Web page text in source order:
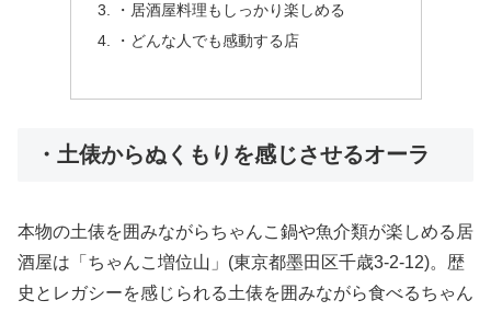
・居酒屋料理もしっかり楽しめる
・どんな人でも感動する店
・土俵からぬくもりを感じさせるオーラ
本物の土俵を囲みながらちゃんこ鍋や魚介類が楽しめる居
酒屋は「ちゃんこ増位山」(東京都墨田区千歳3-2-12)。歴
史とレガシーを感じられる土俵を囲みながら食べるちゃん